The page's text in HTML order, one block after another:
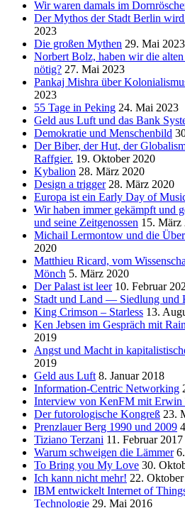
Wir waren damals im
Der Mythos der Stadt Berlin
2023
Die großen Mythen 29. Mai 2023
Norbert Bolz, haben wir die
nötig? 27. Mai 2023
Pankaj Mishra über
2023
55 Tage in Peking 24. Mai 2023
Geld aus Luft und das Bank
Demokratie und Menschenbild
Der Biber, der Hut, der
Raffgier. 19. Oktober 2020
Kybalion 28. März 2020
Design a trigger 28. März 2020
Europa ist ein Early Day of
Wir haben immer gekämpft und
und seine Zeitgenossen 15. März
Michail Lermontow und die
2020
Matthieu Ricard, vom
Mönch 5. März 2020
Der Palast ist leer 10. Februar
Stadt und Land — Siedlung und
King Crimson – Starless 13.
Ken Jebsen im Gespräch mit
2019
Angst und Macht in
2019
Geld aus Luft 8. Januar 2018
Information-Centric Networking
Interview von KenFM mit Erwin
Der futorologische Kongreß 23.
Prenzlauer Berg 1990 und 2009
Tiziano Terzani 11. Februar 2017
Warum schweigen die Lämmer
To Bring you My Love 30.
Ich kann nicht mehr! 22.
IBM entwickelt Internet of
Technologie 29. Mai 2016